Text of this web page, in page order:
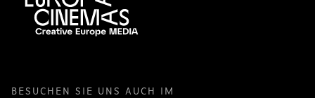
BESUCHEN SIE UNS AUCH IM